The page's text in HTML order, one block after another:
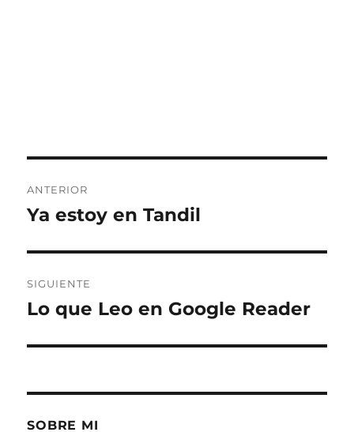
de
ANTERIOR
Entrada
Ya estoy en Tandil
SIGUIENTE
Entrada
Lo que Leo en Google Reader
SOBRE MI